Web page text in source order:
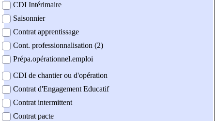
CDI Intérimaire
Saisonnier
Contrat apprentissage
Cont. professionnalisation (2)
Prépa.opérationnel.emploi
CDI de chantier ou d'opération
Contrat d'Engagement Educatif
Contrat intermittent
Contrat pacte